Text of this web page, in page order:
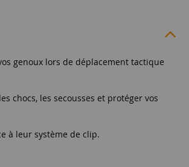
genoux lors de déplacement tactique
chocs, les secousses et protéger vos
à leur système de clip.